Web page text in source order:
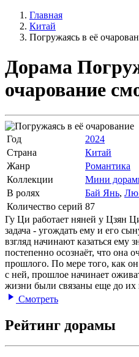
Главная
Китай
Погружаясь в её
Дорама
очарование
Год
2024
Страна
Китай
Жанр
Романтика
Коллекции
Мини
В ролях
Бай Янь, Лю
Количество серий 87
Гу Ци работает няней у Цзян
задача - угождать ему и его
взгляд начинают казаться
постепенно осознаёт, что она
прошлого. По мере того, как
с ней, прошлое начинает
жизни были связаны еще до их
Смотреть
Рейтинг дорамы